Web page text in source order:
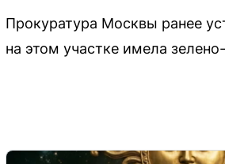
Прокуратура Москвы ранее
на этом участке имела